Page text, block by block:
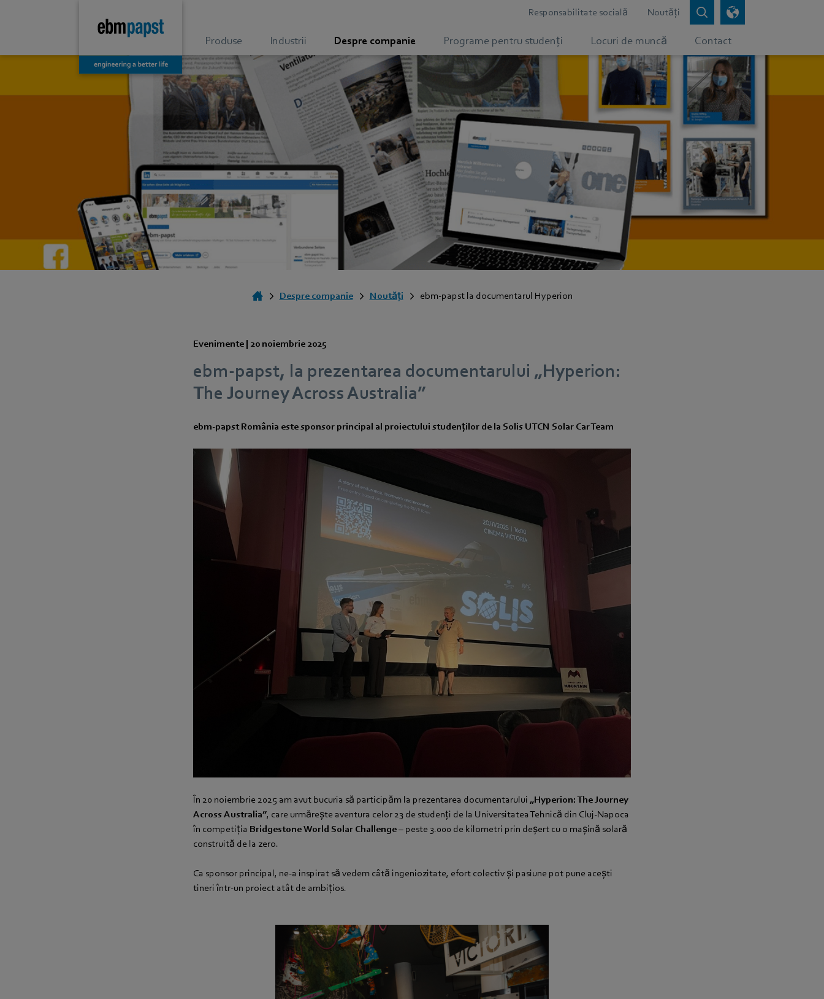
Responsabilitate socială Noutăți
Produse Industrii Despre companie Programe pentru studenți Locuri de muncă Contact
Despre companie Noutăți ebm-papst la documentarul Hyperion
Evenimente | 20 noiembrie 2025
ebm‑papst, la prezentarea documentarului „Hyperion:
The Journey Across Australia”
ebm‑papst România este sponsor principal al proiectului studenților de la Solis UTCN Solar Car Team
În 20 noiembrie 2025 am avut bucuria să participăm la prezentarea documentarului „Hyperion: The Journey
Across Australia”, care urmărește aventura celor 23 de studenți de la Universitatea Tehnică din Cluj-Napoca
în competiția Bridgestone World Solar Challenge– peste 3.000 de kilometri prin deșert cu o mașină solară
construită de la zero.
Ca sponsor principal, ne-a inspirat să vedem câtă ingeniozitate, efort colectiv și pasiune pot pune acești
tineri într-un proiect atât de ambițios.